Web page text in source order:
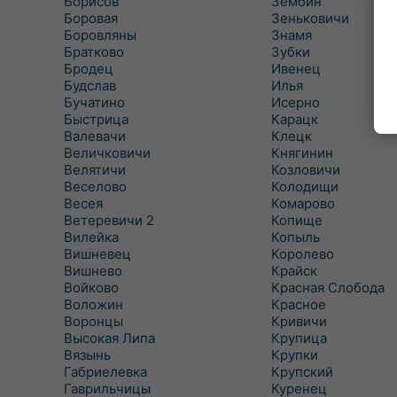
Боровая
Боровляны
Братково
Бродец
Будслав
Бучатино
Быстрица
Валевачи
Величковичи
Велятичи
Веселово
Весея
Ветеревичи 2
Вилейка
Вишневец
Вишнево
Войково
Воложин
Воронцы
Высокая Липа
Вязынь
Габриелевка
Гаврильчицы
Зеньковичи
Знамя
Зубки
Ивенец
Илья
Исерно
Карацк
Клецк
Княгинин
Козловичи
Колодищи
Комарово
Копище
Копыль
Королево
Крайск
Красная Слобода
Красное
Кривичи
Крупица
Крупки
Крупский
Куренец